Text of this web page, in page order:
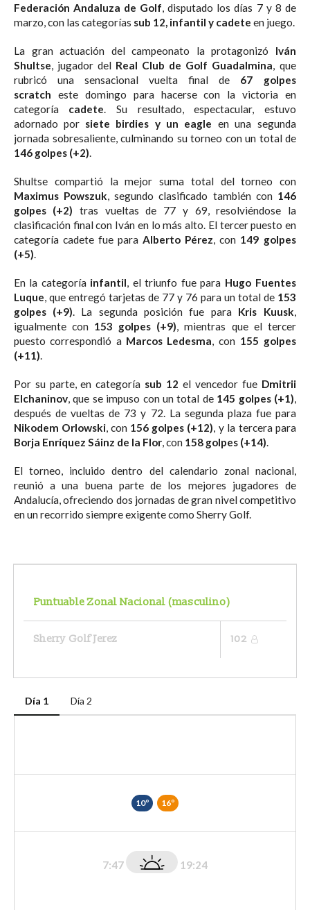
Federación Andaluza de Golf, disputado los días 7 y 8 de
marzo, con las categorías sub 12, infantil y cadete en juego.
La gran actuación del campeonato la protagonizó Iván
Shultse, jugador del Real Club de Golf Guadalmina, que
rubricó una sensacional vuelta final de 67 golpes
scratch este domingo para hacerse con la victoria en
categoría cadete. Su resultado, espectacular, estuvo
adornado por siete birdies y un eagle en una segunda
jornada sobresaliente, culminando su torneo con un total de
146 golpes (+2).
Shultse compartió la mejor suma total del torneo con
Maximus Powszuk, segundo clasificado también con 146
golpes (+2) tras vueltas de 77 y 69, resolviéndose la
clasificación final con Iván en lo más alto. El tercer puesto en
categoría cadete fue para Alberto Pérez, con 149 golpes
(+5).
En la categoría infantil, el triunfo fue para Hugo Fuentes
Luque, que entregó tarjetas de 77 y 76 para un total de 153
golpes (+9). La segunda posición fue para Kris Kuusk,
igualmente con 153 golpes (+9), mientras que el tercer
puesto correspondió a Marcos Ledesma, con 155 golpes
(+11).
Por su parte, en categoría sub 12 el vencedor fue Dmitrii
Elchaninov, que se impuso con un total de 145 golpes (+1),
después de vueltas de 73 y 72. La segunda plaza fue para
Nikodem Orlowski, con 156 golpes (+12), y la tercera para
Borja Enríquez Sáinz de la Flor, con 158 golpes (+14).
El torneo, incluido dentro del calendario zonal nacional,
reunió a una buena parte de los mejores jugadores de
Andalucía, ofreciendo dos jornadas de gran nivel competitivo
en un recorrido siempre exigente como Sherry Golf.
Puntuable Zonal Nacional (masculino)
Sherry Golf Jerez 102
Día 1 Día 2
10º 16º
7:47 19:24